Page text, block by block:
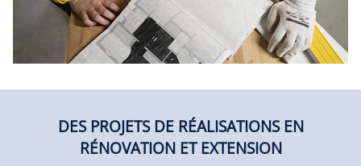
DES PROJETS DE RÉALISATIONS EN
RÉNOVATION ET EXTENSION